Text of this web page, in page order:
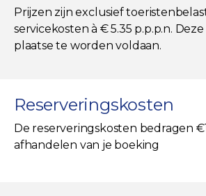
Prijzen zijn exclusief
servicekosten à € 5.35 p.p.p.n.
plaatse te worden voldaan.
Reserveringskosten
De reserveringskosten bedragen
afhandelen van je boeking